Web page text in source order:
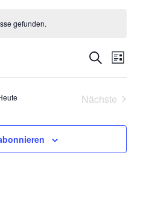
gefunden.
Suche
Liste
Nächste